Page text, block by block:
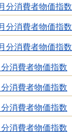
分消費者物価指数
分消費者物価指数
分消費者物価指数
消費者物価指数
消費者物価指数
消費者物価指数
消費者物価指数